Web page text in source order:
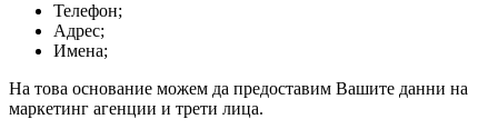
Телефон;
Адрес;
Имена;
На това основание можем да предоставим Вашите данни на
маркетинг агенции и трети лица.